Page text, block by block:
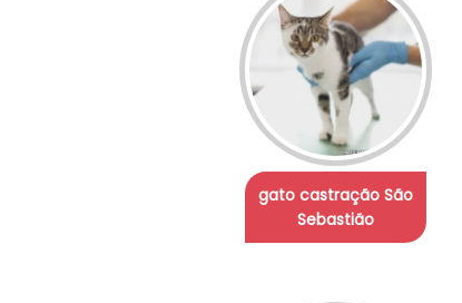
gato castração São
Sebastião